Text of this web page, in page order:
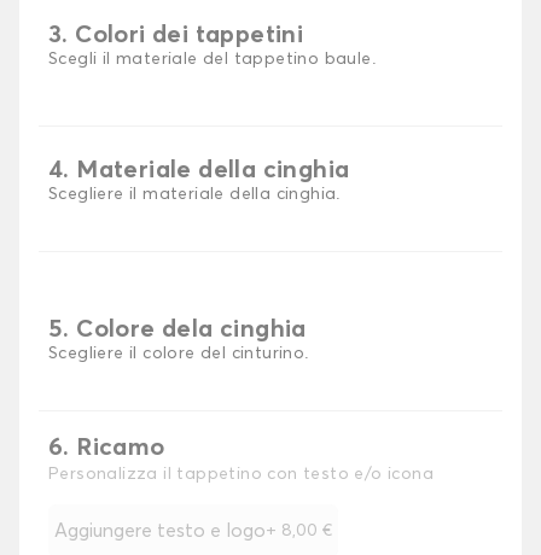
3. Colori dei tappetini
Scegli il materiale del tappetino baule.
4. Materiale della cinghia
Scegliere il materiale della cinghia.
5. Colore dela cinghia
Scegliere il colore del cinturino.
6. Ricamo
Personalizza il tappetino con testo e/o icona
Aggiungere testo e logo+ 8,00 €